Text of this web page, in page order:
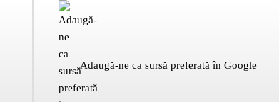
Adaugă-ne ca sursă preferată în Google